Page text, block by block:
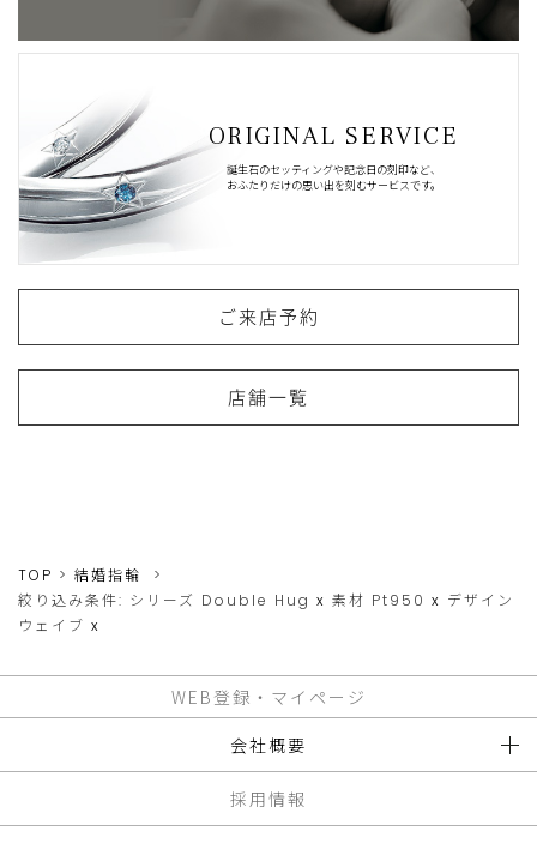
ORIGINAL SERVICE
誕生石のセッティングや記念日の刻印など、
おふたりだけの思い出を刻むサービスです。
ご来店予約
店舗一覧
TOP
結婚指輪
絞り込み条件: シリーズ Double Hug x 素材 Pt950 x デザイン
ウェイブ x
WEB登録・マイページ
会社概要
採用情報